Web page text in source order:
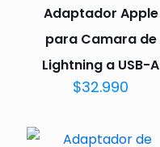
Adaptador Apple
para Camara de
Lightning a USB-A
$32.990